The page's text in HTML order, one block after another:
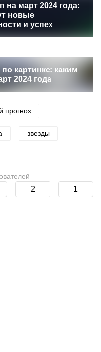
на март 2024 года:
новые
и успех
по картинке: каким
2024 года
прогноз
звезды
2 1